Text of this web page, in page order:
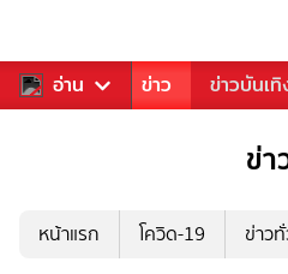
อ่าน
คุณ กีฬา ข่าว ข่าวบันเทิ
ข่า
หน้าแรก โควิด-19 ข่าว